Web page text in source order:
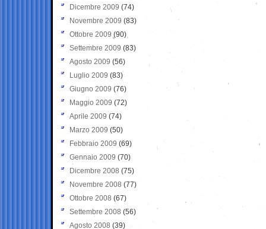
Dicembre 2009 (74)
Novembre 2009 (83)
Ottobre 2009 (90)
Settembre 2009 (83)
Agosto 2009 (56)
Luglio 2009 (83)
Giugno 2009 (76)
Maggio 2009 (72)
Aprile 2009 (74)
Marzo 2009 (50)
Febbraio 2009 (69)
Gennaio 2009 (70)
Dicembre 2008 (75)
Novembre 2008 (77)
Ottobre 2008 (67)
Settembre 2008 (56)
Agosto 2008 (39)